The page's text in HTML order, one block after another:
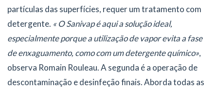
partículas das superfícies, requer um tratamento com
detergente. « O Sanivap é aqui a solução ideal,
especialmente porque a utilização de vapor evita a fase
de enxaguamento, como com um detergente químico»,
observa Romain Rouleau. A segunda é a operação de
descontaminação e desinfeção finais. Aborda todas as